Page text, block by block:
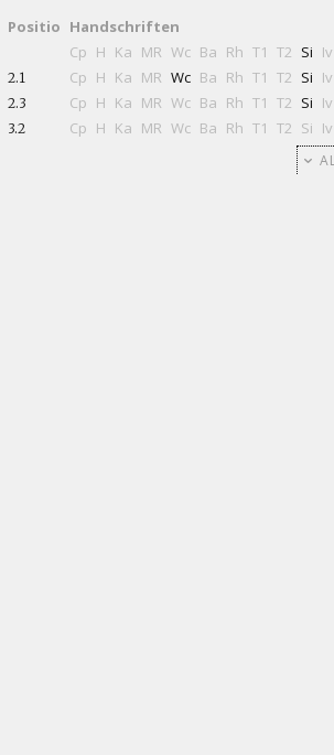
Positio Handschriften
Cp H Ka MR Wc Ba Rh T1 T2 Si Iv
2.1 Cp H Ka MR Wc Ba Rh T1 T2 Si Iv
2.3 Cp H Ka MR Wc Ba Rh T1 T2 Si Iv
3.2 Cp H Ka MR Wc Ba Rh T1 T2 Si Iv